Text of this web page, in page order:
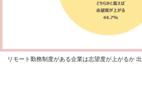
リモート勤務制度がある企業は志望度が上がるか